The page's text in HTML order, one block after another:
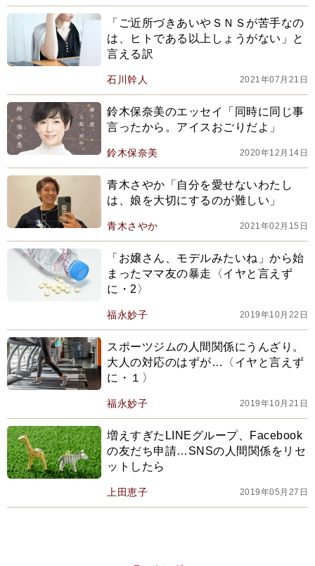
「ご近所づきあいやＳＮＳが苦手なの
は、ヒトである以上しょうがない」と
言える訳
石川幹人 2021年07月21日
鈴木保奈美のエッセイ「同時に同じ事
言ったから。アイスおごりだよ」
鈴木保奈美 2020年12月14日
青木さやか「自分を愛せないわたし
は、娘を大切にするのが難しい」
青木さやか 2021年02月15日
「お嬢さん、モデルみたいね」から始
まったママ友の暴走〈イヤと言えず
に・2〉
福永妙子 2019年10月22日
スポーツジムの人間関係にうんざり。
大人の対応のはずが…〈イヤと言えず
に・１〉
福永妙子 2019年10月21日
増えすぎたLINEグループ、Facebook
の友だち申請…SNSの人間関係をリセ
ットしたら
上田恵子 2019年05月27日